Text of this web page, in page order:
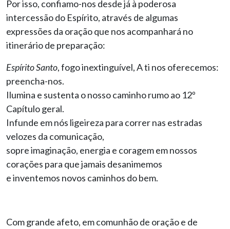
Por isso, confiamo-nos desde já à poderosa
intercessão do Espírito, através de algumas
expressões da oração que nos acompanhará no
itinerário de preparação:
Espírito Santo, fogo inextinguível, A ti nos oferecemos:
preencha-nos.
Ilumina e sustenta o nosso caminho rumo ao 12º
Capítulo geral.
Infunde em nós ligeireza para correr nas estradas
velozes da comunicação,
sopre imaginação, energia e coragem em nossos
corações para que jamais desanimemos
e inventemos novos caminhos do bem.
Com grande afeto, em comunhão de oração e de